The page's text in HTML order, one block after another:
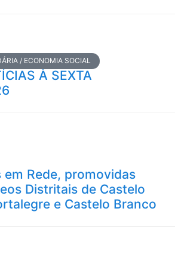
/ ECONOMIA SOCIAL
À SEXTA
em Rede, promovidas
Distritais de Castelo
e Castelo Branco